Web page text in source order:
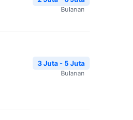
Bulanan
3 Juta - 5 Juta
Bulanan